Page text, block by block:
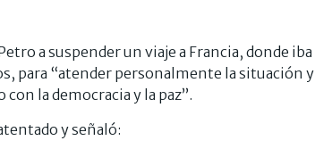
a suspender un viaje a Francia, donde iba
para “atender personalmente la situación y
la democracia y la paz”.
y señaló: